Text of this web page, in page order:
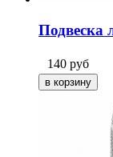
Подвеска
140 руб